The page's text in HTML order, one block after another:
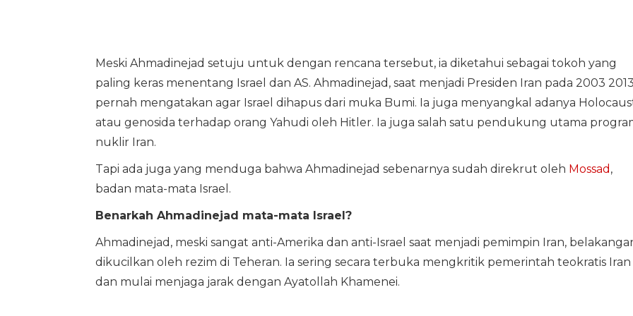
Meski Ahmadinejad setuju untuk dengan rencana tersebut, ia diketahui sebagai tokoh yang
paling keras menentang Israel dan AS. Ahmadinejad, saat menjadi Presiden Iran pada 2003
pernah mengatakan agar Israel dihapus dari muka Bumi. Ia juga menyangkal adanya
atau genosida terhadap orang Yahudi oleh Hitler. Ia juga salah satu pendukung utama
nuklir Iran.
Tapi ada juga yang menduga bahwa Ahmadinejad sebenarnya sudah direkrut oleh Mossad ,
badan mata-mata Israel.
Benarkah Ahmadinejad mata-mata Israel?
Ahmadinejad, meski sangat anti-Amerika dan anti-Israel saat menjadi pemimpin Iran,
dikucilkan oleh rezim di Teheran. Ia sering secara terbuka mengkritik pemerintah teokratis Iran
dan mulai menjaga jarak dengan Ayatollah Khamenei.